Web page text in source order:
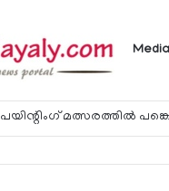
ചൂടില്‍